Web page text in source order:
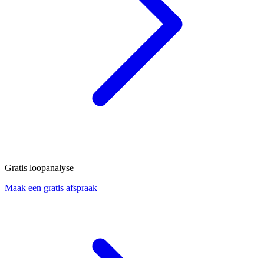
Gratis loopanalyse
Maak een gratis afspraak